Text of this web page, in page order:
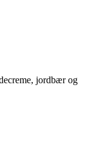
jordbær og